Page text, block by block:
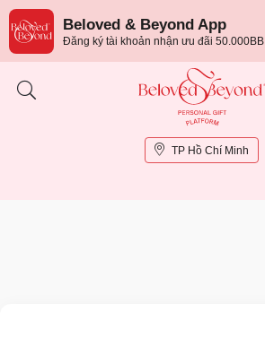
Beloved & Beyond App
Đăng ký tài khoản nhận ưu đãi 50.000BB
TP Hồ Chí Minh